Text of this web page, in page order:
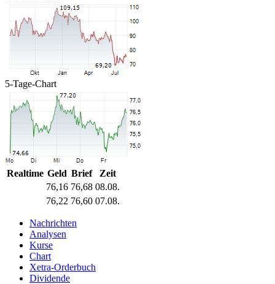
5-Tage-Chart
Realtime Geld Brief
Zeit
76,16 76,68 08.08.
76,22 76,60 07.08.
Nachrichten
Analysen
Kurse
Chart
Xetra-Orderbuch
Dividende